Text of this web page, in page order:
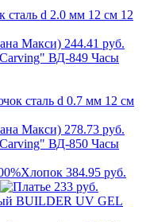
244.41 руб.
278.73 руб.
384.95 руб.
233 руб.